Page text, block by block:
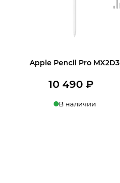
Apple Pencil Pro MX2D3
10 490 ₽
В наличии